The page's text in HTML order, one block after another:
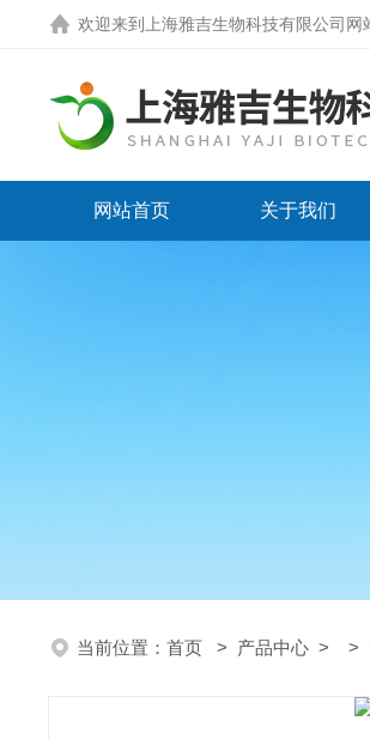
欢迎来到 上海雅吉生物科技有限公司网
网站首页 关于我们
当前位置： 首页 > 产品中心 > >